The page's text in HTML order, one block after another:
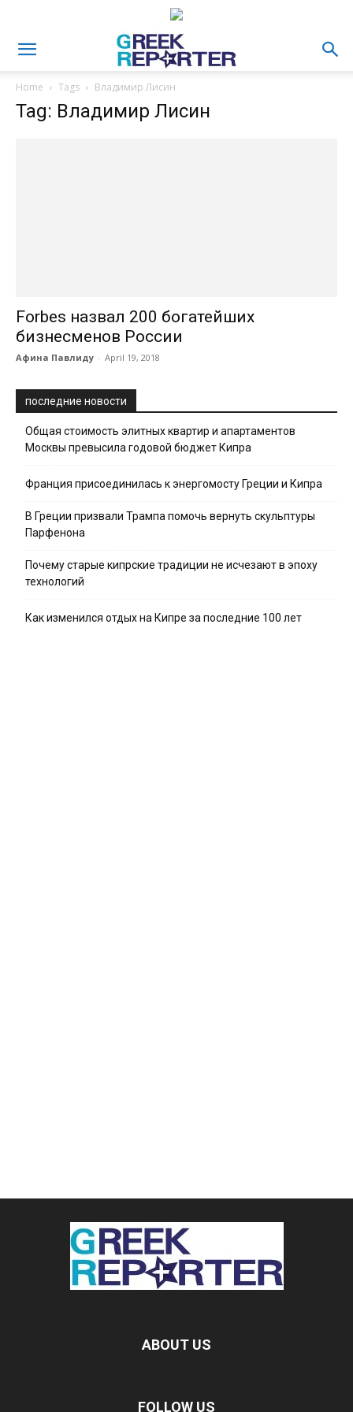
Home Tags Владимир Лисин
Tag: Владимир Лисин
Forbes назвал 200 богатейших
бизнесменов России
Афина Павлиду - April 19, 2018
последние новости
Общая стоимость элитных квартир и апартаментов
Москвы превысила годовой бюджет Кипра
Франция присоединилась к энергомосту Греции и Кипра
В Греции призвали Трампа помочь вернуть скульптуры
Парфенона
Почему старые кипрские традиции не исчезают в эпоху
технологий
Как изменился отдых на Кипре за последние 100 лет
ABOUT US
FOLLOW US